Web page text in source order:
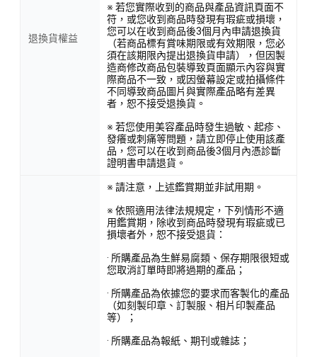
退換貨權益
※ 若您實際收到的商品與產品資訊頁面不
符，或您收到商品時發現有瑕疵或損壞，
您可以在收到商品後3個月內申請退換貨
（若商品標有賞味期限或有效期限，您必
須在該期限內提出退換貨申請），但因製
造商修改商品包裝導致頁面顯示內容與實
際商品不一致，或因螢幕設定或拍攝條件
不同導致商品圖片與實際產品略有差異
者，恕不接受退換貨。
※ 若您使用美容產品時發生過敏、起疹、
發癢或刺痛等問題，請立即停止使用該產
品，您可以在收到商品後3個月內憑診斷
證明書申請退貨。
※ 請注意，上述鑑賞期並非試用期。
※ 依照適用法律法規規定，下列情形不適
用鑑賞期，除收到商品時發現有瑕疵或已
損壞者外，恕不接受退貨：
· 所購產品為生鮮易腐類、保存期限很短或
您取消訂單時即將過期的產品；
· 所購產品為依據您的要求而客製化的產品
（如刻製印章、訂製服、相片印製產品
等）；
· 所購產品為報紙、期刊或雜誌；